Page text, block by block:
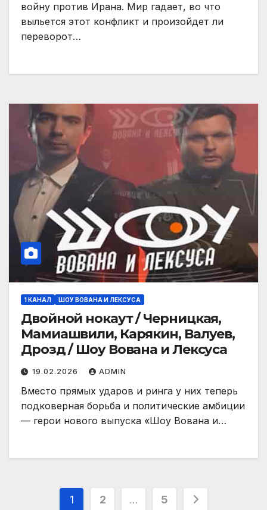
войну против Ирана. Мир гадает, во что
выльется этот конфликт и произойдет ли
переворот…
1 КАНАЛ ШОУ ВОВАНА И ЛЕКСУСА
Двойной нокаут / Черницкая,
Мамиашвили, Карякин, Валуев,
Дрозд / Шоу Вована и Лексуса
19.02.2026 ADMIN
Вместо прямых ударов и ринга у них теперь
подковерная борьба и политические амбиции
— герои нового выпуска «Шоу Вована и…
Пагинация
1 2 … 5